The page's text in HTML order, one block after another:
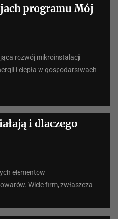
programu Mój
rozwój mikroinstalacji
i ciepła w gospodarstwach
i dlaczego
elementów
Wiele firm, zwłaszcza